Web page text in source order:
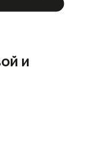
и